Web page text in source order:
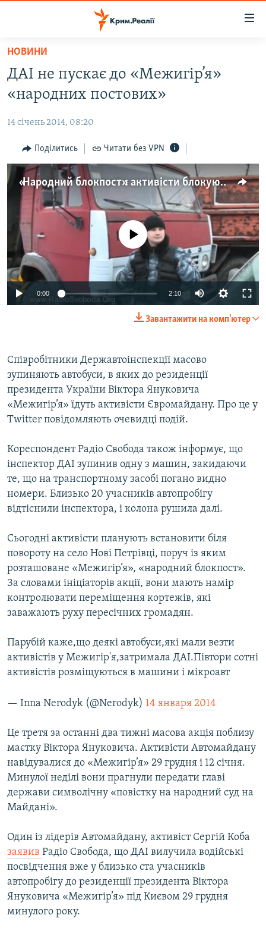
Перейти
основного
матеріалу
Перейти
до
навігації
Перейти
до
пошуку
ВОДА.КРИМ
ВІДЕО ТА ФОТО
ПОЛІТИКА
БЛОГИ
ПОГЛЯД
ІНТЕРВ'Ю
ВСЕ ЗА ДЕНЬ
СПЕЦПРОЕКТИ
ДЕПОРТАЦІЯ
ВІДЕОУРОКИ «ELIFBE»
СВІДЧЕННЯ ОКУПАЦІЇ
ЯК ОБІЙТИ БЛОКУВАННЯ
Русский
Qırımtatar
Усі сайти RFE/RL
НОВИНИ
ДАІ не пускає до «Межигір’я»
«народних постових»
14 січень 2014, 08:20
Поділитись Читати без VPN
«Народний блокпост»: активісти блокують виїзди із «Межигір’я»
No media source currently available
0:00 2:10
Завантажити на комп'ютер
Співробітники Державтоінспекції масово
зупиняють автобуси, в яких до резиденції
президента України Віктора Януковича
«Межигір’я» їдуть активісти Євромайдану. Про це у
Twitter повідомляють очевидці подій.
Кореспондент Радіо Свобода також інформує, що
інспектор ДАІ зупинив одну з машин, закидаючи
те, що на транспортному засобі погано видно
номери. Близько 20 учасників автопробігу
відтіснили інспектора, і колона рушила далі.
Сьогодні активісти планують встановити біля
повороту на село Нові Петрівці, поруч із яким
розташоване «Межигір’я», «народний блокпост».
За словами ініціаторів акції, вони мають намір
контролювати переміщення кортежів, які
заважають руху пересічних громадян.
Парубій каже,що деякі автобуси,які мали везти
активістів у Межигір'я,затримала ДАІ.Півтори сотні
активістів розміщуються в машини і мікроавт
— Inna Nerodyk (@Nerodyk) 14 января 2014
Це третя за останні два тижні масова акція поблизу
маєтку Віктора Януковича. Активісти Автомайдану
навідувалися до «Межигір’я» 29 грудня і 12 січня.
Минулої неділі вони прагнули передати главі
держави символічну «повістку на народний суд на
Майдані».
Один із лідерів Автомайдану, активіст Сергій Коба
заявив Радіо Свобода, що ДАІ вилучила водійські
посвідчення вже у близько ста учасників
автопробігу до резиденції президента Віктора
Януковича «Межигір’я» під Києвом 29 грудня
минулого року.